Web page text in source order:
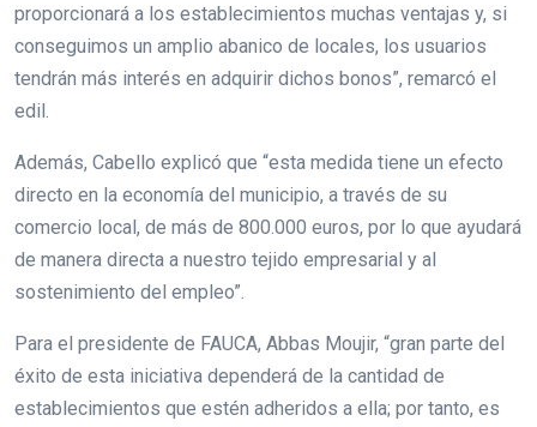
proporcionará a los establecimientos muchas ventajas y, si
conseguimos un amplio abanico de locales, los usuarios
tendrán más interés en adquirir dichos bonos”, remarcó el
edil.
Además, Cabello explicó que “esta medida tiene un efecto
directo en la economía del municipio, a través de su
comercio local, de más de 800.000 euros, por lo que ayudará
de manera directa a nuestro tejido empresarial y al
sostenimiento del empleo”.
Para el presidente de FAUCA, Abbas Moujir, “gran parte del
éxito de esta iniciativa dependerá de la cantidad de
establecimientos que estén adheridos a ella; por tanto, es